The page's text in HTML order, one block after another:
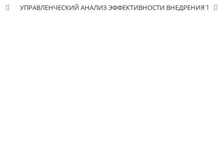
УПРАВЛЕНЧЕСКИЙ АНАЛИЗ ЭФФЕКТИВНОСТИ ВНЕДРЕНИЯ ТЕХНОЛОГИЙ ИСКУССТВЕННОГО ИНТЕЛЛЕКТА В РАМКАХ РЕАЛИЗАЦИИ СТРАТЕГИИ 2030